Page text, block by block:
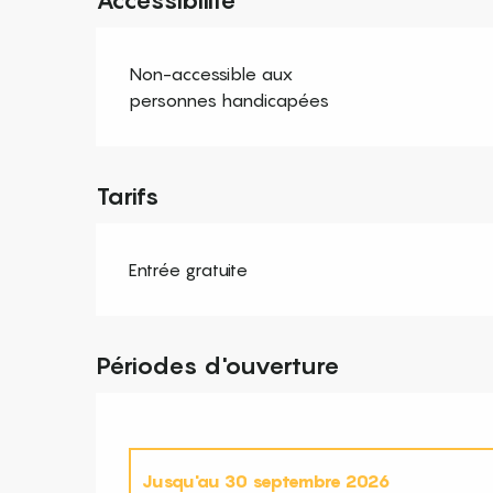
Non-accessible aux
personnes handicapées
Tarifs
Entrée gratuite
Périodes d'ouverture
Jusqu'au 30 septembre 2026